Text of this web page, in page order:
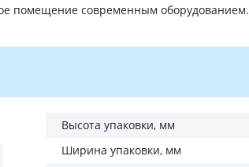
помещение современным оборудованием.
Высота упаковки, мм
Ширина упаковки, мм